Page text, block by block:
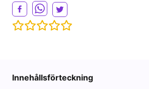
Innehållsförteckning